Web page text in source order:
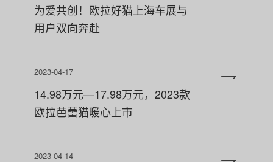
为爱共创！欧拉好猫上海车展与
用户双向奔赴
2023-04-17
14.98万元—17.98万元，2023款
欧拉芭蕾猫暖心上市
2023-04-14